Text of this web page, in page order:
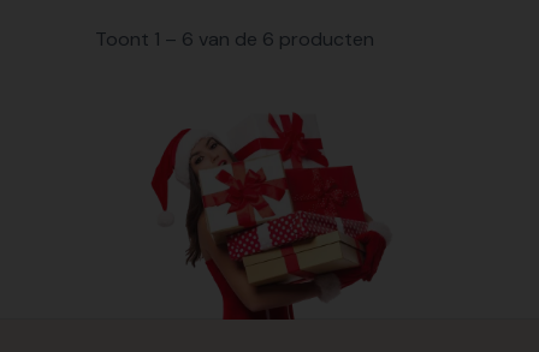
Toont 1 – 6 van de 6 producten